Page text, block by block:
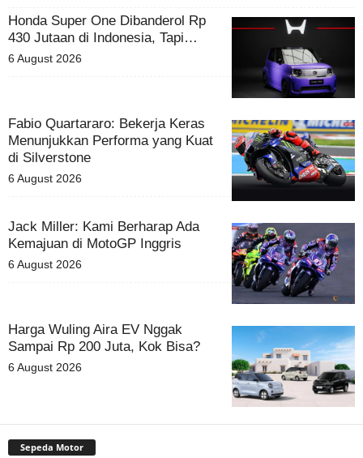
Honda Super One Dibanderol Rp
430 Jutaan di Indonesia, Tapi…
6 August 2026
Fabio Quartararo: Bekerja Keras
Menunjukkan Performa yang Kuat
di Silverstone
6 August 2026
Jack Miller: Kami Berharap Ada
Kemajuan di MotoGP Inggris
6 August 2026
Harga Wuling Aira EV Nggak
Sampai Rp 200 Juta, Kok Bisa?
6 August 2026
Sepeda Motor